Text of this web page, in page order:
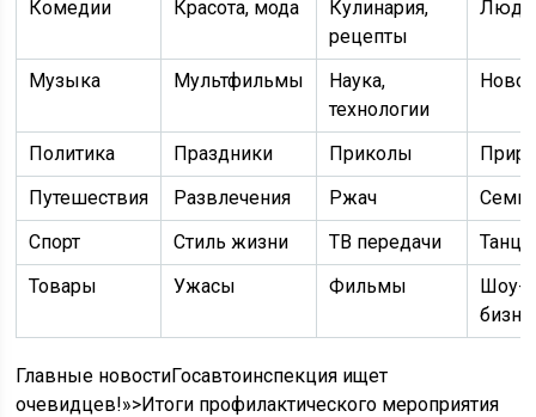
Комедии
Красота, мода
Кулинария,
рецепты
Люди
Музыка Мультфильмы
Наука,
технологии
Политика Праздники Приколы
Путешествия
Развлечения Ржач
Спорт
Стиль жизни ТВ передачи
Товары
Ужасы Фильмы
Шоу-
Главные новостиГосавтоинспекция ищет
очевидцев!»>Итоги профилактического мероприятия